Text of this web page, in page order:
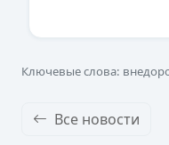
Ключевые слова:
Все новости